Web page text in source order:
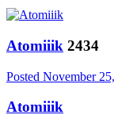
Atomiiik 2434
Posted November
Atomiiik